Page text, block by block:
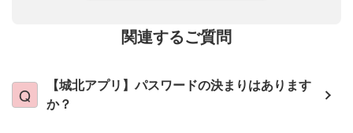
関連するご質問
【城北アプリ】パスワードの決まりはあります
か？